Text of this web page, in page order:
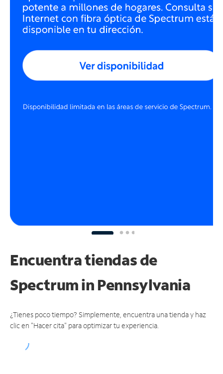
Encuentra tiendas de
Spectrumin Pennsylvania
¿Tienes poco tiempo? Simplemente, encuentra una tienda y haz
clic en "Hacer cita" para optimizar tu experiencia.